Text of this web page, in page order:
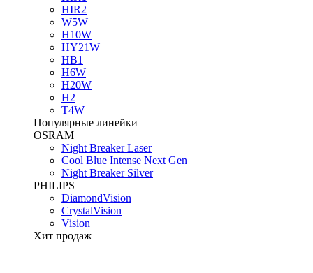
HIR2
W5W
H10W
HY21W
HB1
H6W
H20W
H2
T4W
Популярные линейки
OSRAM
Night Breaker Laser
Cool Blue Intense Next Gen
Night Breaker Silver
PHILIPS
DiamondVision
CrystalVision
Vision
Хит продаж